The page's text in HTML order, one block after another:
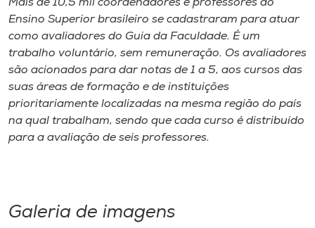
Mais de 10,5 mil coordenadores e professores do
Ensino Superior brasileiro se cadastraram para atuar
como avaliadores do Guia da Faculdade. É um
trabalho voluntário, sem remuneração. Os avaliadores
são acionados para dar notas de 1 a 5, aos cursos das
suas áreas de formação e de instituições
prioritariamente localizadas na mesma região do país
na qual trabalham, sendo que cada curso é distribuído
para a avaliação de seis professores.
Galeria de imagens